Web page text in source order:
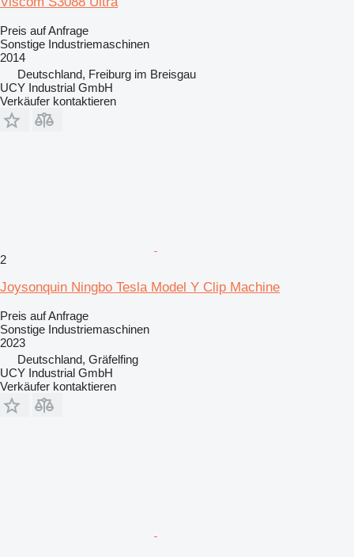
Preis auf Anfrage
Sonstige Industriemaschinen
2014
Deutschland, Freiburg im Breisgau
UCY Industrial GmbH
Verkäufer kontaktieren
2
Joysonquin Ningbo Tesla Model Y Clip Machine
Preis auf Anfrage
Sonstige Industriemaschinen
2023
Deutschland, Gräfelfing
UCY Industrial GmbH
Verkäufer kontaktieren